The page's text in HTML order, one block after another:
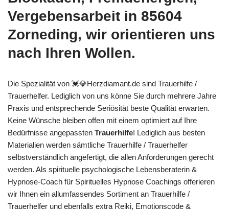
Vergebensarbeit in 85604
Zorneding, wir orientieren uns
nach Ihren Wollen.
Die Spezialität von 💓️💎Herzdiamant.de sind Trauerhilfe /
Trauerhelfer. Lediglich von uns könne Sie durch mehrere Jahre
Praxis und entsprechende Seriösität beste Qualität erwarten.
Keine Wünsche bleiben offen mit einem optimiert auf Ihre
Bedürfnisse angepassten Trauerhilfe! Lediglich aus besten
Materialien werden sämtliche Trauerhilfe / Trauerhelfer
selbstverständlich angefertigt, die allen Anforderungen gerecht
werden. Als spirituelle psychologische Lebensberaterin &
Hypnose-Coach für Spirituelles Hypnose Coachings offerieren
wir Ihnen ein allumfassendes Sortiment an Trauerhilfe /
Trauerhelfer und ebenfalls extra Reiki, Emotionscode &